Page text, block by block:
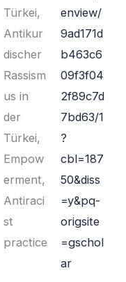
Türkei,
Antikur
discher
Rassism
us in
der
Türkei,
Empow
erment,
Antiraci
st
practice
enview/
9ad171d
b463c6
09f3f04
2f89c7d
7bd63/1
?
cbl=187
50&diss
=y&pq-
origsite
=gschol
ar